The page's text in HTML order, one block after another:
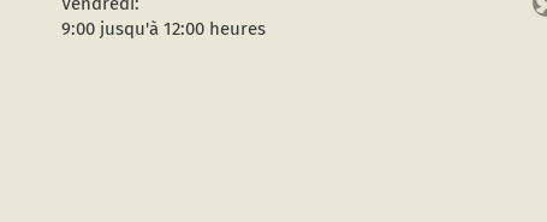
9:00 jusqu'à 12:00 heures